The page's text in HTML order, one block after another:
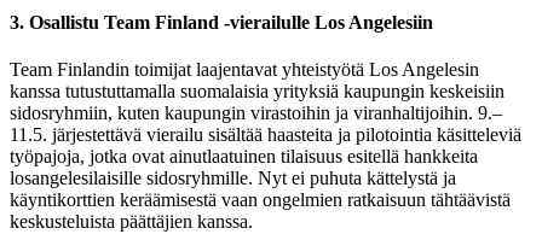
3. Osallistu Team Finland -vierailulle Los Angelesiin
Team Finlandin toimijat laajentavat yhteistyötä Los Angelesin
kanssa tutustuttamalla suomalaisia yrityksiä kaupungin keskeisiin
sidosryhmiin, kuten kaupungin virastoihin ja viranhaltijoihin. 9.–
11.5. järjestettävä vierailu sisältää haasteita ja pilotointia käsitteleviä
työpajoja, jotka ovat ainutlaatuinen tilaisuus esitellä hankkeita
losangelesilaisille sidosryhmille. Nyt ei puhuta kättelystä ja
käyntikorttien keräämisestä vaan ongelmien ratkaisuun tähtäävistä
keskusteluista päättäjien kanssa.